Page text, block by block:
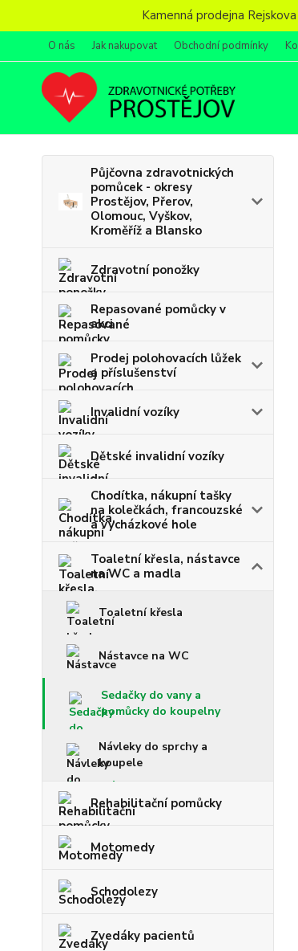
Kamenná prodejna
O nás Jak nakupovat Obchodní podmínky
Půjčovna zdravotnických
pomůcek - okresy
Prostějov, Přerov,
Olomouc, Vyškov,
Kroměříž a Blansko
Zdravotní ponožky
Repasované pomůcky v
akci
Prodej polohovacích lůžek
a příslušenství
Invalidní vozíky
Dětské invalidní vozíky
Chodítka, nákupní tašky
na kolečkách, francouzské
a vycházkové hole
Toaletní křesla, nástavce
na WC a madla
Toaletní křesla
Nástavce na WC
Sedačky do vany a
pomůcky do koupelny
Návleky do sprchy a
koupele
Rehabilitační pomůcky
Motomedy
Schodolezy
Zvedáky pacientů